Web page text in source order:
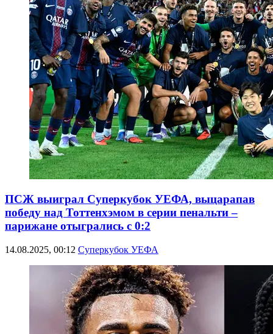
ПСЖ выиграл Суперкубок УЕФА, выцарапав
победу над Тоттенхэмом в серии пенальти –
парижане отыгрались с 0:2
14.08.2025, 00:12 Суперкубок УЕФА